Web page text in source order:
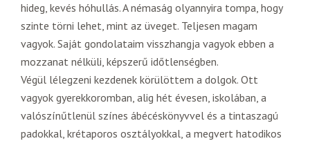
hideg, kevés hóhullás. A némaság olyannyira tompa, hogy
szinte törni lehet, mint az üveget. Teljesen magam
vagyok. Saját gondolataim visszhangja vagyok ebben a
mozzanat nélküli, képszerű időtlenségben.
Végül lélegzeni kezdenek körülöttem a dolgok. Ott
vagyok gyerekkoromban, alig hét évesen, iskolában, a
valószínűtlenül színes ábécéskönyvvel és a tintaszagú
padokkal, krétaporos osztályokkal, a megvert hatodikos